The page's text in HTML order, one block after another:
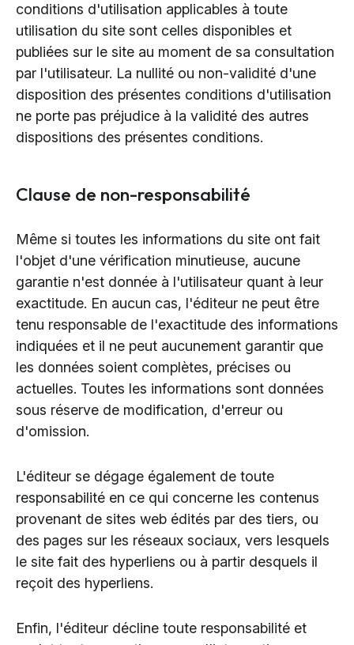
conditions d'utilisation applicables à toute
utilisation du site sont celles disponibles et
publiées sur le site au moment de sa consultation
par l'utilisateur. La nullité ou non-validité d'une
disposition des présentes conditions d'utilisation
ne porte pas préjudice à la validité des autres
dispositions des présentes conditions.
Clause de non-responsabilité
Même si toutes les informations du site ont fait
l'objet d'une vérification minutieuse, aucune
garantie n'est donnée à l'utilisateur quant à leur
exactitude. En aucun cas, l'éditeur ne peut être
tenu responsable de l'exactitude des informations
indiquées et il ne peut aucunement garantir que
les données soient complètes, précises ou
actuelles. Toutes les informations sont données
sous réserve de modification, d'erreur ou
d'omission.
L'éditeur se dégage également de toute
responsabilité en ce qui concerne les contenus
provenant de sites web édités par des tiers, ou
des pages sur les réseaux sociaux, vers lesquels
le site fait des hyperliens ou à partir desquels il
reçoit des hyperliens.
Enfin, l'éditeur décline toute responsabilité et